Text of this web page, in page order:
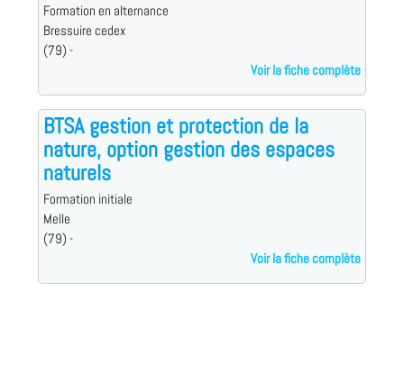
Formation en alternance
Bressuire cedex
(79) -
Voir la fiche complète
BTSA gestion et protection de la
nature, option gestion des espaces
naturels
Formation initiale
Melle
(79) -
Voir la fiche complète